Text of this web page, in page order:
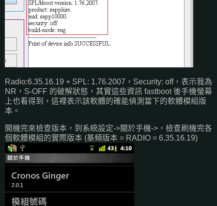
Radio:6.35.16.19 + SPL: 1.76.2007，Security: off，表示我為
NR，S-OFF 的破解狀態，其實這些資訊 fastboot 後手機螢幕
上也看得到，這裡表示該軟體的確能偵測當下的軟體模組版
本。
開機完來檢查版本，到系統設定->關於手機->，檢查刷機完各
個軟體模組的實際版本 (基頻版本 = RADIO = 6.35.16.19)